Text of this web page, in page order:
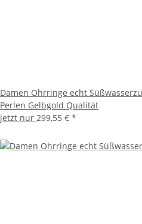
Damen Ohrringe echt
Perlen Gelbgold Qualität
jetzt nur 299,55 € *